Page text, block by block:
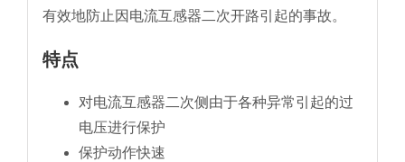
有效地防止因电流互感器二次开路引起的事故。
特点
对电流互感器二次侧由于各种异常引起的过
电压进行保护
保护动作快速